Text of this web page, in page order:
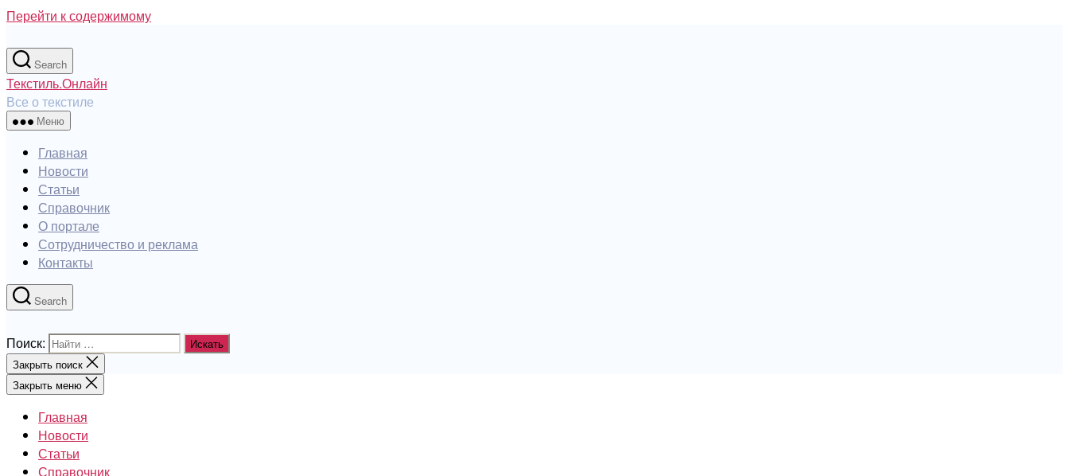
Перейти к содержимому
Search
Текстиль.Онлайн
Все о текстиле
Меню
Главная
Новости
Статьи
Справочник
О портале
Сотрудничество и реклама
Контакты
Search
Поиск:
Закрыть поиск
Закрыть меню
Главная
Новости
Статьи
Справочник